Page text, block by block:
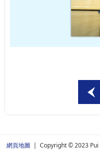
網頁地圖 | Copyright © 2023 Pui